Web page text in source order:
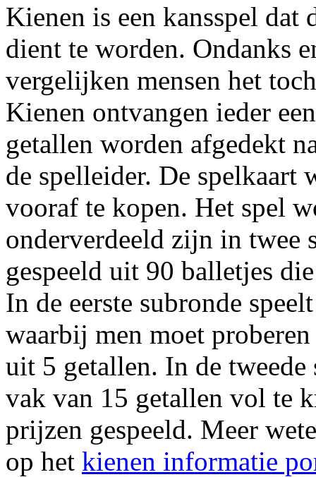
Kienen is een kansspel dat
dient te worden. Ondanks
vergelijken mensen het
Kienen ontvangen ieder
getallen worden afgedekt
de spelleider. De spelkaart
vooraf te kopen. Het spel
onderverdeeld zijn in twee
gespeeld uit 90 balletjes
In de eerste subronde
waarbij men moet
uit 5 getallen. In de tweede
vak van 15 getallen vol te
prijzen gespeeld. Meer
op het kienen informatie